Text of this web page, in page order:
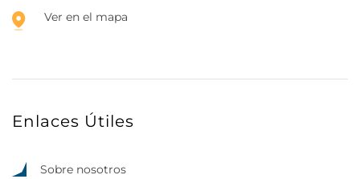
Ver en el mapa
Enlaces Útiles
Sobre nosotros